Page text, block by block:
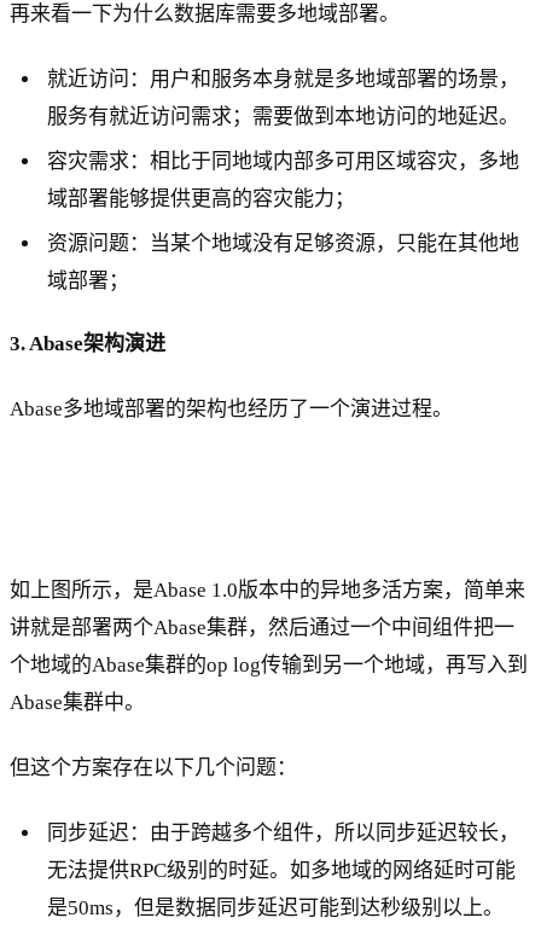
再来看一下为什么数据库需要多地域部署。
就近访问：用户和服务本身就是多地域部署的场景，
服务有就近访问需求；需要做到本地访问的地延迟。
容灾需求：相比于同地域内部多可用区域容灾，多地
域部署能够提供更高的容灾能力；
资源问题：当某个地域没有足够资源，只能在其他地
域部署；
3. Abase架构演进
Abase多地域部署的架构也经历了一个演进过程。
如上图所示，是Abase 1.0版本中的异地多活方案，简单来
讲就是部署两个Abase集群，然后通过一个中间组件把一
个地域的Abase集群的op log传输到另一个地域，再写入到
Abase集群中。
但这个方案存在以下几个问题：
同步延迟：由于跨越多个组件，所以同步延迟较长，
无法提供RPC级别的时延。如多地域的网络延时可能
是50ms，但是数据同步延迟可能到达秒级别以上。